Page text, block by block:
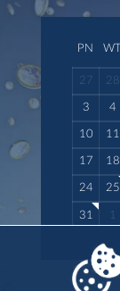
PN WT
27 28
3 4
10 11
17 18
24 25
31 1